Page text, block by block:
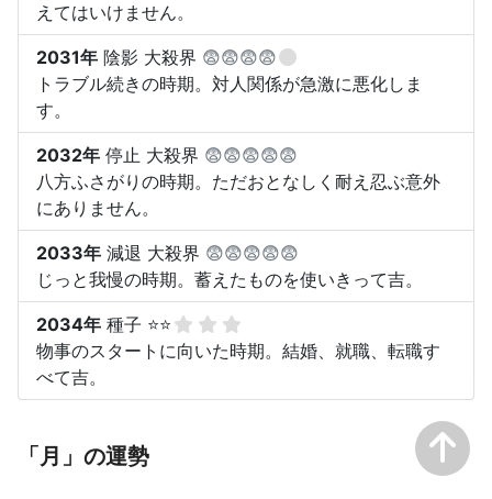
えてはいけません。
2031年 陰影 大殺界 😨😨😨😨
トラブル続きの時期。対人関係が急激に悪化しま
す。
2032年 停止 大殺界 😨😨😨😨😨
八方ふさがりの時期。ただおとなしく耐え忍ぶ意外
にありません。
2033年 減退 大殺界 😨😨😨😨😨
じっと我慢の時期。蓄えたものを使いきって吉。
2034年 種子 ⭐⭐
物事のスタートに向いた時期。結婚、就職、転職す
べて吉。
「月」の運勢